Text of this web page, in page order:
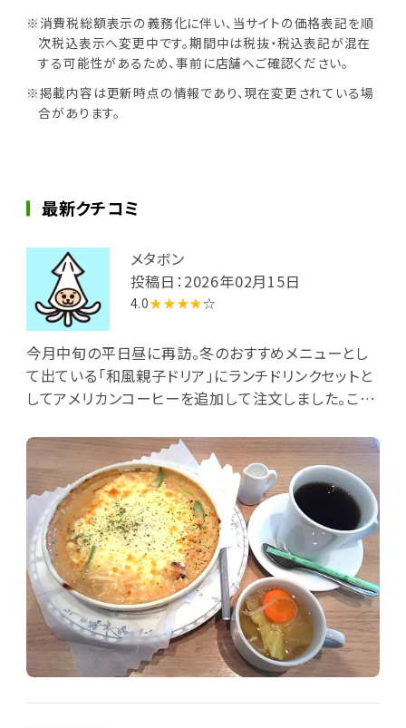
※消費税総額表示の義務化に伴い、当サイトの価格表記を順
次税込表示へ変更中です。期間中は税抜・税込表記が混在
する可能性があるため、事前に店舗へご確認ください。
※掲載内容は更新時点の情報であり、現在変更されている場
合があります。
最新クチコミ
メタボン
投稿日：2026年02月15日
4.0★★★★☆
今月中旬の平日昼に再訪。冬のおすすめメニューとし
て出ている「和風親子ドリア」にランチドリンクセットと
してアメリカンコーヒーを追加して注文しました。この
タンも豊富でしたが、現在でもそれらメニューは引継
がれているようです。ドリアにはスープが付き、キャベ
ツ/ニンジン/タマネギ/もやしのコンソメスープが最初
に到来。次いでたっぷり量のアメリカンコーヒーととも
にメインのドリア皿(約18cm内径)が配膳されました。
ドリアは「和風親子」と言うだけに、醤油ベースのだし
汁でおじや状となったライス内に、刻み鶏モモ肉と半生
卵1個(皿の中央付近、チーズ層の下に生の黄身がその
ままの形で隠れている)、青ネギが混じっており、これに
とろけるチーズをトッピングして焼き上げているようで
す(さらにパセリ粉でなく青海苔粉を振っている)。ドリ